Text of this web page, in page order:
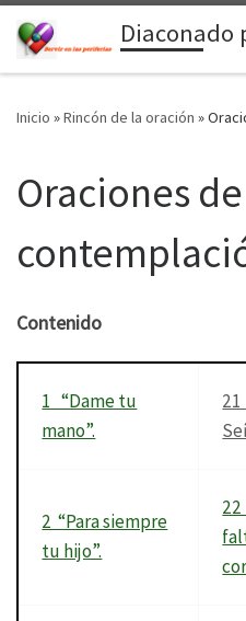
Saltar al contenidoDiaconado
Inicio »Rincón de la oración »
Oraciones de
Contenido
1 “Dame tu
mano”.
2 “Para siempre
tu hijo”.